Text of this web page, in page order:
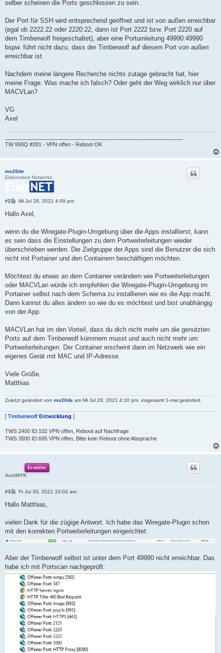
selber scheinen die Ports geschlossen zu sein.
Der Port für SSH wird entsprechend geöffnet und ist von außen erreichbar
(egal ob 2222:22 oder 2220:22, dann ist Port 2222 bzw. Port 2220 auf
dem Timberwolf freigeschaltet), aber eine Portumleitung 49990:49990
bspw. führt nicht dazu, dass der Timberwolf auf diesem Port von außen
erreichbar ist.
Nachdem meine längere Recherche nichts zutage gebracht hat, hier
meine Frage: Was mache ich falsch? Oder geht der Weg wirklich nur über
MACVLan?
VG
Axel
TW 950Q #281 - VPN offen - Reboot OK
ms20de
Elaborated Networks
#2
B
i
a
Mi Jul 28, 2021 4:09 pm
Hallo Axel,
wenn du die Wiregate-Plugin-Umgebung über die Apps installierst, kann
es sein dass die Einstellungen zu dem Portweiterleitungen wieder
überschrieben werden. Die Zielgruppe der Apps sind die Benutzer die sich
nicht mit Portainer und den Containern beschäftigen möchten.
Möchtest du etwas an dem Container verändern wie Portweiterleitungen
oder MACVLan würde ich empfehlen die Wiregate-Plugin-Umgebung im
Portainer selbst nach dem Schema zu installieren wie es die App macht.
Dann kannst du alles ändern so wie du es möchtest und bist unabhängig
von der App.
MACVLan hat im den Vorteil, dass du dich nicht mehr um die genutzten
Ports auf dem Timberwolf kümmern musst und auch nicht mehr um
Portweiterleitungen. Der Container erscheint dann im Netzwerk wie ein
eigenes Gerät mit MAC und IP-Adresse.
Viele Grüße,
Matthias
Zuletzt geändert von ms20de am Mi Jul 28, 2021 4:10 pm, insgesamt 1-mal geändert.
[ Tim berwo f Entwick ung ]
TWS 2400 ID:102 VPN offen, Reboot auf Nachfrage
TWS 3500 ID:695 VPN offen, Bitte kein Reboot ohne Absprache
Ersteller
AxelMYK
#3
B
i
a
Fr Jul 30, 2021 10:02 am
Hallo Matthias,
vielen Dank für die zügige Antwort. Ich habe das Wiregate-Plugin schon
mit den korrekten Portweiterleitungen eingerichtet:
Aber der Timberwolf selbst ist unter dem Port 49990 nicht erreichbar. Das
habe ich mit Portscan nachgeprüft: